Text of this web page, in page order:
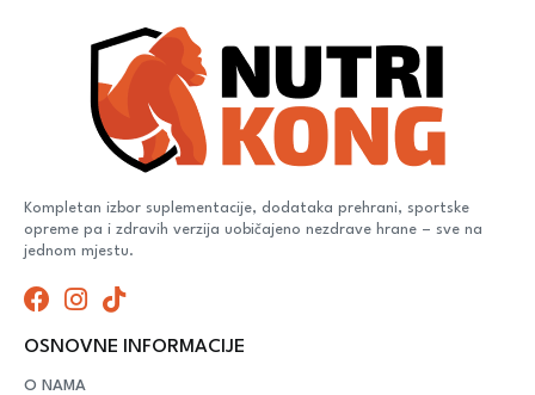
Kompletan izbor suplementacije, dodataka prehrani, sportske
opreme pa i zdravih verzija uobičajeno nezdrave hrane – sve na
jednom mjestu.
OSNOVNE INFORMACIJE
O NAMA